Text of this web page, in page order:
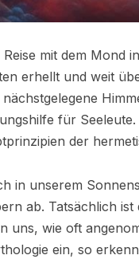
mit dem Mond
erhellt und weit
für
der
in unserem
ab. Tatsächlich
uns, wie oft
ein, so